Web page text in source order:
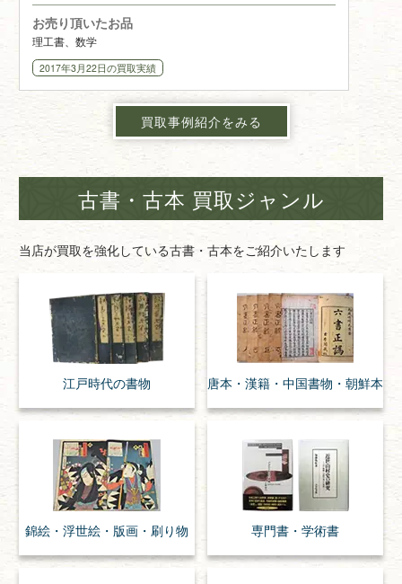
お売り頂いたお品
理工書、数学
2017年3月22日の買取実績
買取事例紹介をみる
古書・古本 買取ジャンル
当店が買取を強化している古書・古本をご紹介いたします
江戸時代の書物 唐本・漢籍・ 中国書物・朝鮮本
錦絵・浮世絵・ 版画・刷り物 専門書・ 学術書